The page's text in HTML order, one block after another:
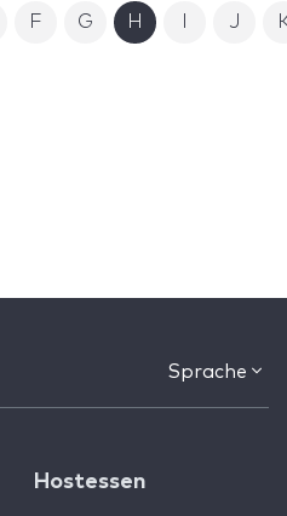
F G H J
Sprache
Hostessen